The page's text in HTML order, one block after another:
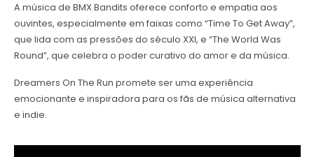
A música de BMX Bandits oferece conforto e empatia aos
ouvintes, especialmente em faixas como “Time To Get Away”,
que lida com as pressões do século XXI, e “The World Was
Round”, que celebra o poder curativo do amor e da música.
Dreamers On The Run promete ser uma experiência
emocionante e inspiradora para os fãs de música alternativa
e indie.